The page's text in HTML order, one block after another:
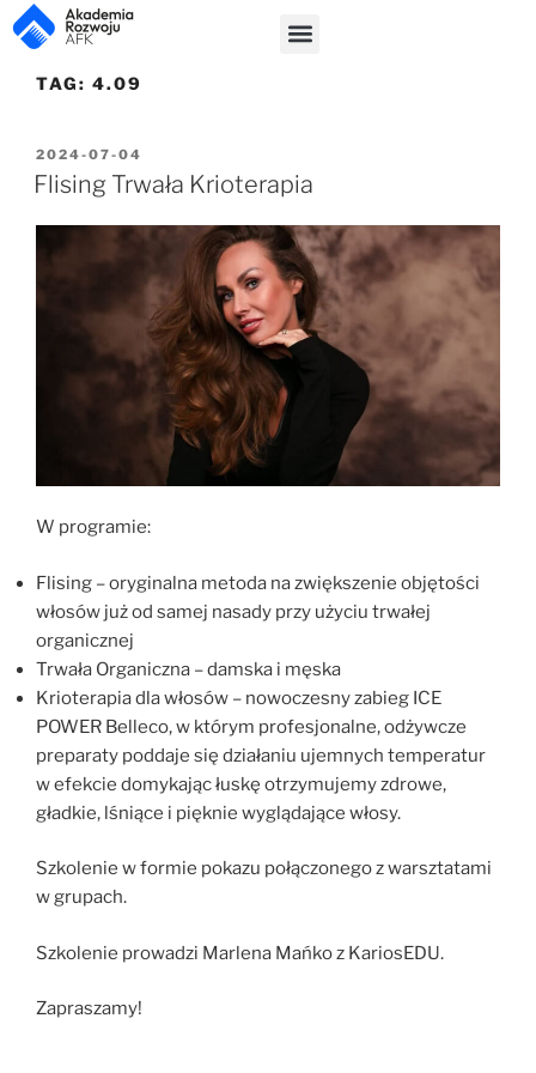
TAG: 4.09
2024-07-04
Flising Trwała Krioterapia
W programie:
Flising – oryginalna metoda na zwiększenie objętości
włosów już od samej nasady przy użyciu trwałej
organicznej
Trwała Organiczna – damska i męska
Krioterapia dla włosów – nowoczesny zabieg ICE
POWER Belleco, w którym profesjonalne, odżywcze
preparaty poddaje się działaniu ujemnych temperatur
w efekcie domykając łuskę otrzymujemy zdrowe,
gładkie, lśniące i pięknie wyglądające włosy.
Szkolenie w formie pokazu połączonego z warsztatami
w grupach.
Szkolenie prowadzi Marlena Mańko z KariosEDU.
Zapraszamy!